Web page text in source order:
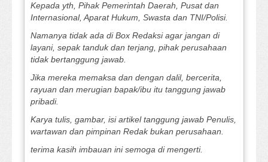
Kepada yth, Pihak Pemerintah Daerah, Pusat dan
Internasional, Aparat Hukum, Swasta dan TNI/Polisi.
Namanya tidak ada di Box Redaksi agar jangan di
layani, sepak tanduk dan terjang, pihak perusahaan
tidak bertanggung jawab.
Jika mereka memaksa dan dengan dalil, bercerita,
rayuan dan merugian bapak/ibu itu tanggung jawab
pribadi.
Karya tulis, gambar, isi artikel tanggung jawab Penulis,
wartawan dan pimpinan Redak bukan perusahaan.
terima kasih imbauan ini semoga di mengerti.